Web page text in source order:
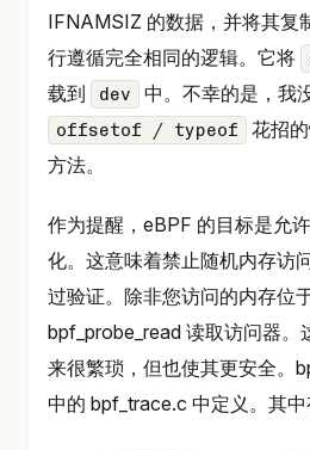
IFNAMSIZ 的数据，并将其复
行遵循完全相同的逻辑。它将
载到
dev 中。不幸的是，我
offsetof / typeof
花招
方法。
作为提醒，eBPF 的目标是允
化。这意味着禁止随机内存访
过验证。除非您访问的内存位
bpf_probe_read 读取访问器
来很繁琐，但也使其更安全。
中的 bpf_trace.c 中定义。其中